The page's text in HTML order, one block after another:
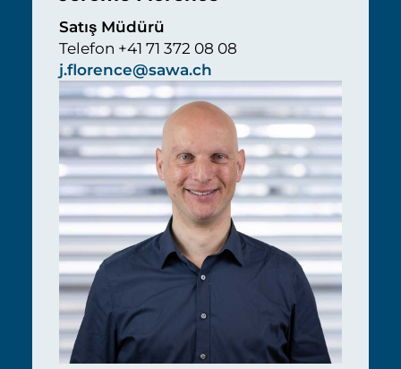
Satış Müdürü
Telefon +41 71 372 08 08
j.florence@sawa.ch